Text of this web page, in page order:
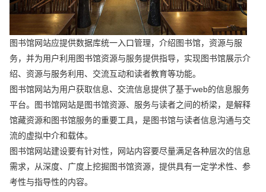
图书馆网站应提供数据库统一入口管理，介绍图书馆，资源与服
务，并为用户利用图书馆资源与服务提供指导，实现图书馆展示介
绍、资源与服务利用、交流互动和读者教育等功能。
图书馆网站为用户获取信息、交流信息提供了基于web的信息服务
平台。图书馆网站是图书馆资源、服务与读者之间的桥梁，是解释
馆藏资源和图书馆服务的重要工具，是图书馆与读者信息沟通与交
流的虚拟中介和载体。
图书馆网站建设要有针对性，网站内容要尽量满足各种层次的信息
需求，从深度、广度上挖掘图书馆资源，提供具有一定学术性、参
考性与指导性的内容。